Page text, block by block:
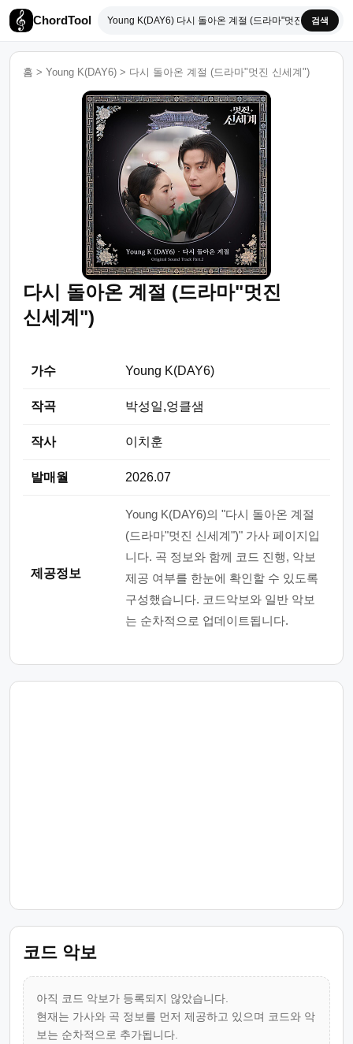
ChordTool 검색
홈 > Young K(DAY6) > 다시 돌아온 계절 (드라마"멋진 신세계")
다시 돌아온 계절 (드라마"멋진
신세계")
가수 Young K(DAY6)
작곡 박성일,엉클샘
작사 이치훈
발매월 2026.07
제공정보
Young K(DAY6)의 "다시 돌아온 계절
(드라마"멋진 신세계")" 가사 페이지입
니다. 곡 정보와 함께 코드 진행, 악보
제공 여부를 한눈에 확인할 수 있도록
구성했습니다. 코드악보와 일반 악보
는 순차적으로 업데이트됩니다.
코드 악보
아직 코드 악보가 등록되지 않았습니다.
현재는 가사와 곡 정보를 먼저 제공하고 있으며 코드와 악
보는 순차적으로 추가됩니다.